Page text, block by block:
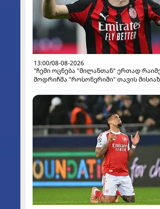
13:00/08-08-2026
"ჩემი ოცნება "მილანთან" ერთად
მოდრიჩმა "როსონერიში" თავის